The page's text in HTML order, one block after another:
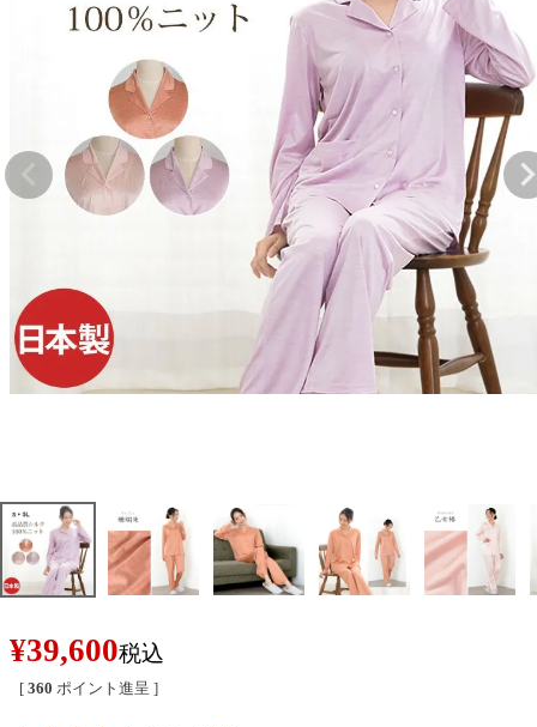
¥39,600税込
[ 360 ポイント進呈 ]